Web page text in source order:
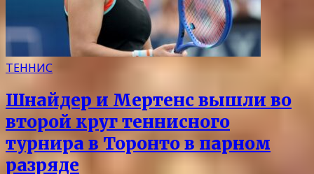
ТЕННИС
Шнайдер и Мертенс вышли во
второй круг теннисного
турнира в Торонто в парном
разряде